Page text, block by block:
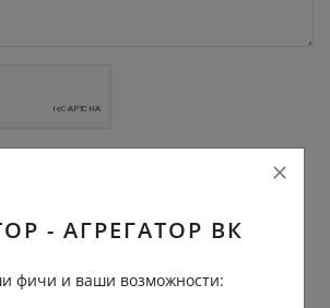
- АГРЕГАТОР ВК
фичи и ваши возможности: